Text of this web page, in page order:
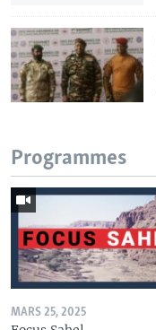
Programmes
MARS 25, 2025